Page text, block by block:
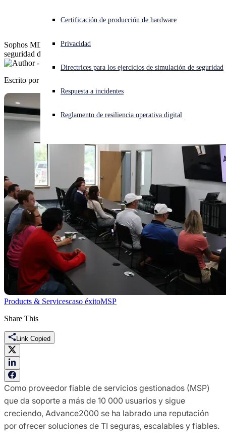
¿Está sufriendo un ciberataque? Obtenga ayuda ahora mismo
Open search
Open language switcher
Certificación de producción de hardware
Privacidad
Directrices para los ejercicios de simulación de seguridad
Respuesta a incidentes
Reglamento de resiliencia operativa digital
Sophos
Sophos MDR es prácticamente imprescindible para mantener la
seguridad de los clientes de este MSP con sede en Nueva York
Escrito por
Products & Servicescaso éxitoMSP
Share This
Link Copied
Como proveedor fiable de servicios gestionados (MSP)
que da soporte a más de 10 000 usuarios y sigue
creciendo, Advance2000 se ha labrado una reputación
por ofrecer soluciones de TI seguras, escalables y fiables.